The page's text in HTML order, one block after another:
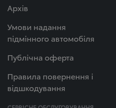
Архів
Умови надання
підмінного автомобіля
Публічна оферта
Правила повернення і
відшкодування